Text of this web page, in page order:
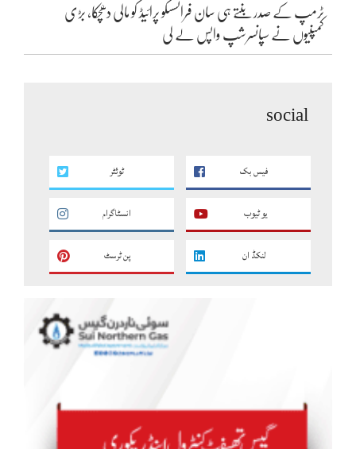
ٹرمپ کے صدر بنتے ہی سان فرانسسکو پرائیڈ کو مالی دھچکا، بڑی
کمپنیوں نے سپانسرشپ واپس لے لی
social
فیس بک ٹوئٹر
یو ٹیوب انسٹاگرام
لنکڈ ان پن ٹرسٹ